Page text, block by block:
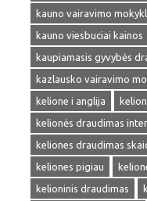
kauno vairavimo
kauno viesbuciai kainos
kaupiamasis gyvybės
kazlausko vairavimo
kelione i anglija
kelionės draudimas
keliones draudimas
keliones pigiau
kelioninis draudimas